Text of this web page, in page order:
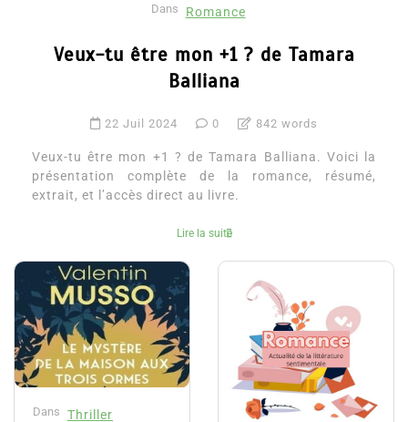
Dans Romance
Veux-tu être mon +1 ? de Tamara
Balliana
22 Juil 2024 0 842 words
Veux-tu être mon +1 ? de Tamara Balliana. Voici la
présentation complète de la romance, résumé,
extrait, et l’accès direct au livre.
Lire la suite
Dans Thriller